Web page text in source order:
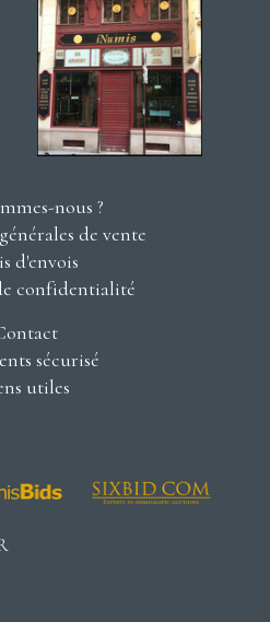
nous ?
de vente
d'envois
confidentialité
sécurisé
utiles